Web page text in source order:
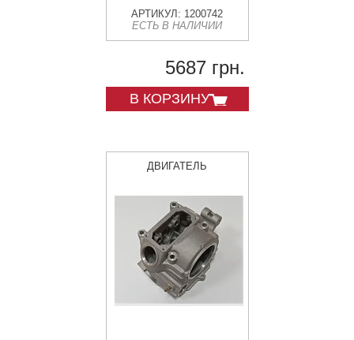
АРТИКУЛ: 1200742
ЕСТЬ В НАЛИЧИИ
5687 грн.
В КОРЗИНУ
ДВИГАТЕЛЬ